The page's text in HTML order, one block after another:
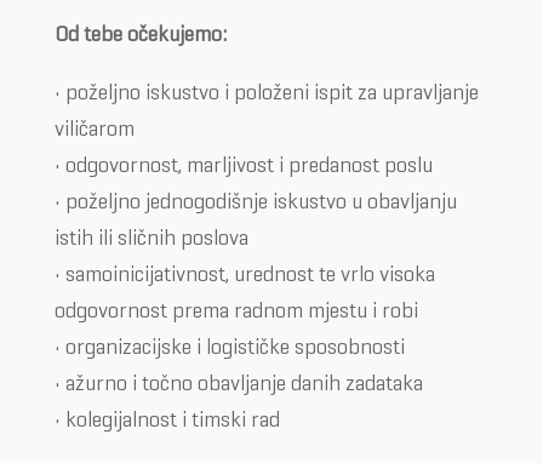
Od tebe očekujemo:
• poželjno iskustvo i položeni ispit za upravljanje
viličarom
• odgovornost, marljivost i predanost poslu
• poželjno jednogodišnje iskustvo u obavljanju
istih ili sličnih poslova
• samoinicijativnost, urednost te vrlo visoka
odgovornost prema radnom mjestu i robi
• organizacijske i logističke sposobnosti
• ažurno i točno obavljanje danih zadataka
• kolegijalnost i timski rad